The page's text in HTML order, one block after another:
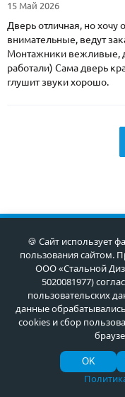
15 Май 2026
Дверь отличная, но
внимательные, ведут
Монтажники вежливые,
работали) Сама дверь
глушит звуки хорошо.
НОВАЯ
Уникальные в
стильной 3D-
ВСЕ ПРЕДЛОЖЕНИЯ
🍪 Сайт использует
пользования сайтом.
ООО «Стальной
5020081977)
пользовательских
данные
cookies и сбор
OK